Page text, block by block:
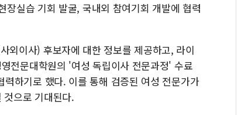
실습 기회 발굴, 국내외 참여기회 개발에 협력
외이사) 후보자에 대한 정보를 제공하고, 라이
전문대학원의 '여성 독립이사 전문과정' 수료
하기로 했다. 이를 통해 검증된 여성 전문가가
으로 기대된다.